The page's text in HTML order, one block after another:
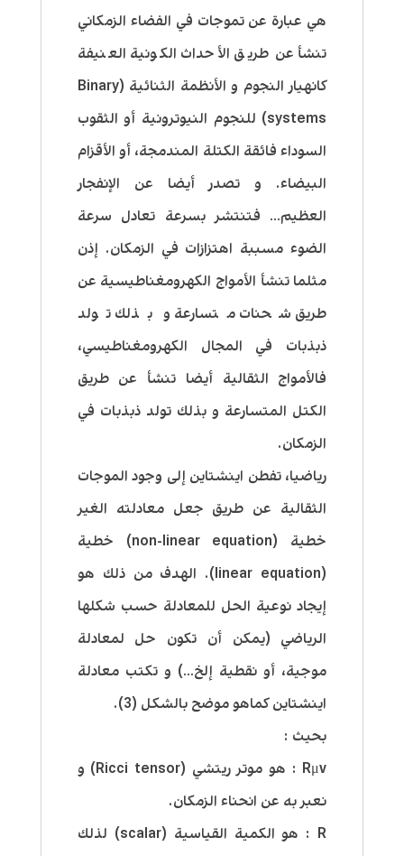
هي عبارة عن تموجات في الفضاء الزمكاني
تنشأ عن طريق الأحداث الكونية العنيفة
كانهيار النجوم و الأنظمة الثنائية (Binary
systems) للنجوم النيوترونية أو الثقوب
السوداء فائقة الكتلة المندمجة، أو الأقزام
البيضاء. و تصدر أيضا عن الإنفجار
العظيم… فتنتشر بسرعة تعادل سرعة
الضوء مسببة اهتزازات في الزمكان. إذن
مثلما تنشأ الأمواج الكهرومغناطيسية عن
طريق شحنات متسارعة و بذلك تولد
ذبذبات في المجال الكهرومغناطيسي،
فالأمواج الثقالية أيضا تنشأ عن طريق
الكتل المتسارعة و بذلك تولد ذبذبات في
الزمكان.
رياضيا، تفطن اينشتاين إلى وجود الموجات
الثقالية عن طريق جعل معادلته الغير
خطية (non-linear equation) خطية
(linear equation). الهدف من ذلك هو
إيجاد نوعية الحل للمعادلة حسب شكلها
الرياضي (يمكن أن تكون حل لمعادلة
موجية، أو نقطية إلخ…) و تكتب معادلة
اينشتاين كماهو موضح بالشكل (3).
بحيث :
Rμv : هو موتر ريتشي (Ricci tensor) و
نعبر به عن انحناء الزمكان.
R : هو الكمية القياسية (scalar) لذلك